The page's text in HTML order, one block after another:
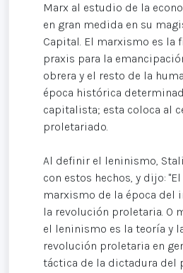
Marx al estudio de la
en gran medida en su
Capital. El marxismo es la
praxis para la
obrera y el resto de la
época histórica
capitalista; esta coloca al
proletariado.
Al definir el leninismo,
con estos hechos, y dijo:
marxismo de la época del
la revolución proletaria. O
el leninismo es la teoría y
revolución proletaria en
táctica de la dictadura del